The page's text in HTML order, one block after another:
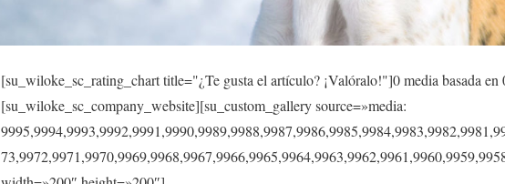
[su_wiloke_sc_rating_chart title="¿Te gusta el artículo? ¡Valóralo!"]0media basada en
[su_wiloke_sc_company_website][su_custom_gallery source=»media: